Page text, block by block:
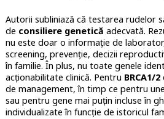
Autorii subliniază că testarea rudelor
de consiliere genetică adecvată.
nu este doar o informație de
screening, prevenție, decizii
în familie. În plus, nu toate genele
acționabilitate clinică. Pentru BRCA1/2
de management, în timp ce pentru
sau pentru gene mai puțin incluse în
individualizate în funcție de istoricul